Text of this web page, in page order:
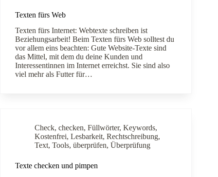
Texten fürs Web
Texten fürs Internet: Webtexte schreiben ist
Beziehungsarbeit! Beim Texten fürs Web solltest du
vor allem eins beachten: Gute Website-Texte sind
das Mittel, mit dem du deine Kunden und
Interessentinnen im Internet erreichst. Sie sind also
viel mehr als Futter für…
Check, checken, Füllwörter, Keywords,
Kostenfrei, Lesbarkeit, Rechtschreibung,
Text, Tools, überprüfen, Überprüfung
Texte checken und pimpen